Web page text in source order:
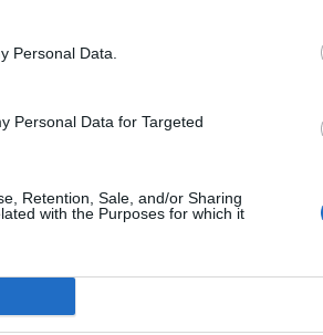
Personal Data.
Personal Data for Targeted
Retention, Sale, and/or Sharing
with the Purposes for which it